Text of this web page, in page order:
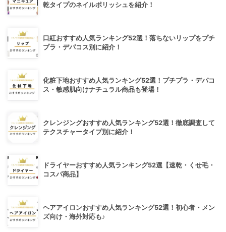
乾タイプのネイルポリッシュを紹介！
口紅おすすめ人気ランキング52選！落ちないリップをプチ
プラ・デパコス別に紹介！
化粧下地おすすめ人気ランキング52選！プチプラ・デパコ
ス・敏感肌向けナチュラル商品も登場！
クレンジングおすすめ人気ランキング52選！徹底調査して
テクスチャータイプ別に紹介！
ドライヤーおすすめ人気ランキング52選【速乾・くせ毛・
コスパ商品】
ヘアアイロンおすすめ人気ランキング52選！初心者・メン
ズ向け・海外対応も♪